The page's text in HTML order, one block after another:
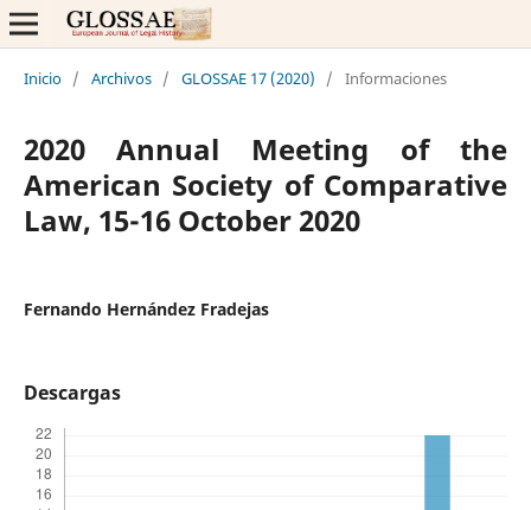
Inicio / Archivos / GLOSSAE 17 (2020) / Informaciones
2020 Annual Meeting of the
American Society of Comparative
Law, 15-16 October 2020
Fernando Hernández Fradejas
Descargas